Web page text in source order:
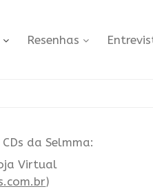
Resenhas
da Selmma:
Virtual
)